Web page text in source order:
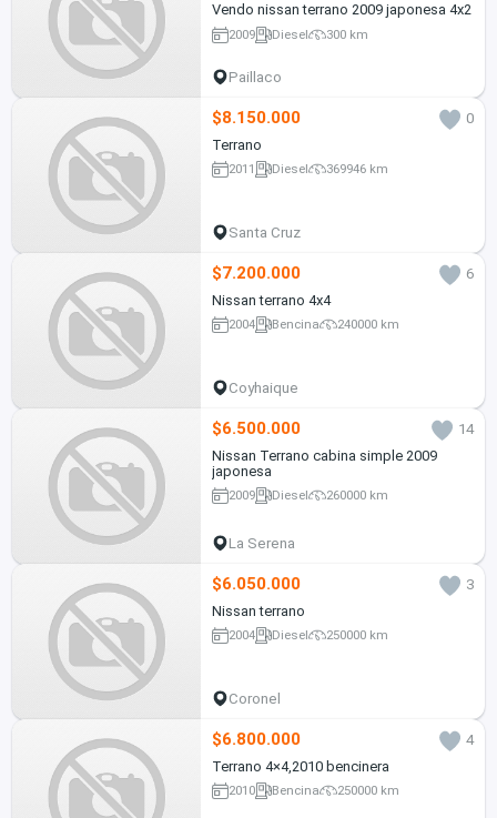
Vendo nissan terrano 2009 japonesa 4x2
2009 Diesel 300 km
Paillaco
$8.150.000
0
Terrano
2011 Diesel 369946 km
Santa Cruz
$7.200.000
6
Nissan terrano 4x4
2004 Bencina 240000 km
Coyhaique
$6.500.000
14
Nissan Terrano cabina simple 2009
japonesa
2009 Diesel 260000 km
La Serena
$6.050.000
3
Nissan terrano
2004 Diesel 250000 km
Coronel
$6.800.000
4
Terrano 4×4,2010 bencinera
2010 Bencina 250000 km